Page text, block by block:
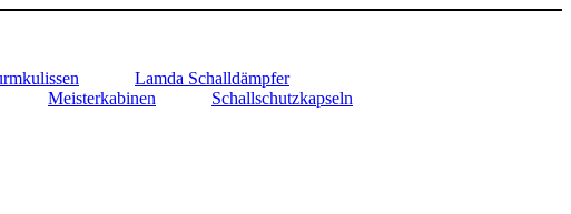
Lamda Schalldämpfer
Meisterkabinen
Schallschutzkapseln